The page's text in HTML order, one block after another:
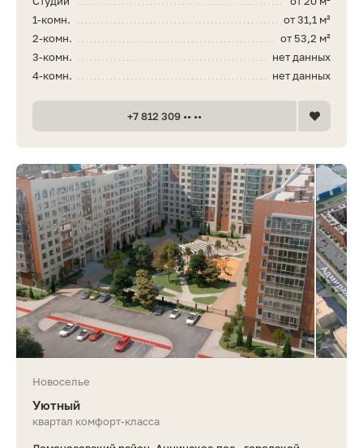
от 31,1 м²
1-комн.
от 53,2 м²
2-комн.
нет данных
3-комн.
нет данных
4-комн.
+7 812 309 •• ••
Новоселье
Уютный
квартал комфорт-класса